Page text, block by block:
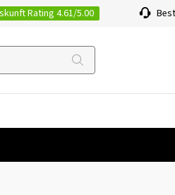
Rating 4.61/5.00